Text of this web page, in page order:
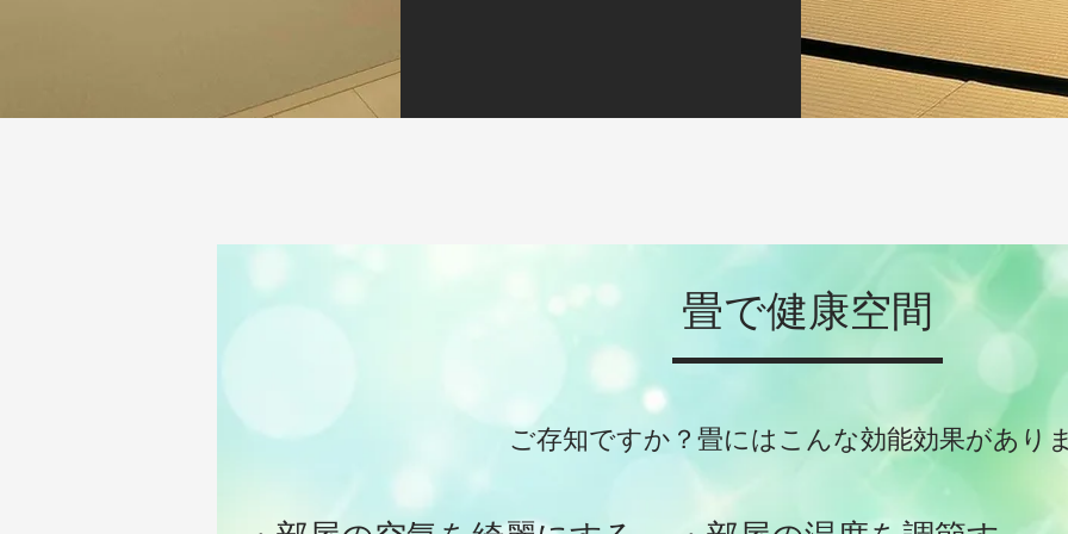
畳で健康空間
ご存知ですか？畳にはこんな効能効果があり